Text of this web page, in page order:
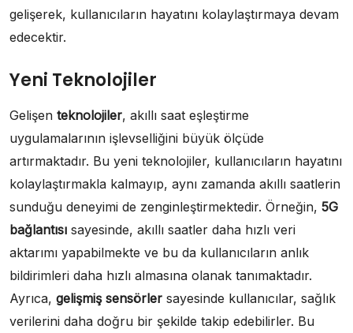
gelişerek, kullanıcıların hayatını kolaylaştırmaya devam
edecektir.
Yeni Teknolojiler
Gelişen teknolojiler, akıllı saat eşleştirme
uygulamalarının işlevselliğini büyük ölçüde
artırmaktadır. Bu yeni teknolojiler, kullanıcıların hayatını
kolaylaştırmakla kalmayıp, aynı zamanda akıllı saatlerin
sunduğu deneyimi de zenginleştirmektedir. Örneğin, 5G
bağlantısı sayesinde, akıllı saatler daha hızlı veri
aktarımı yapabilmekte ve bu da kullanıcıların anlık
bildirimleri daha hızlı almasına olanak tanımaktadır.
Ayrıca, gelişmiş sensörler sayesinde kullanıcılar, sağlık
verilerini daha doğru bir şekilde takip edebilirler. Bu